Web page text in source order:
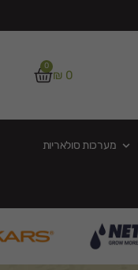
₪0
0
מערכות סולאריות